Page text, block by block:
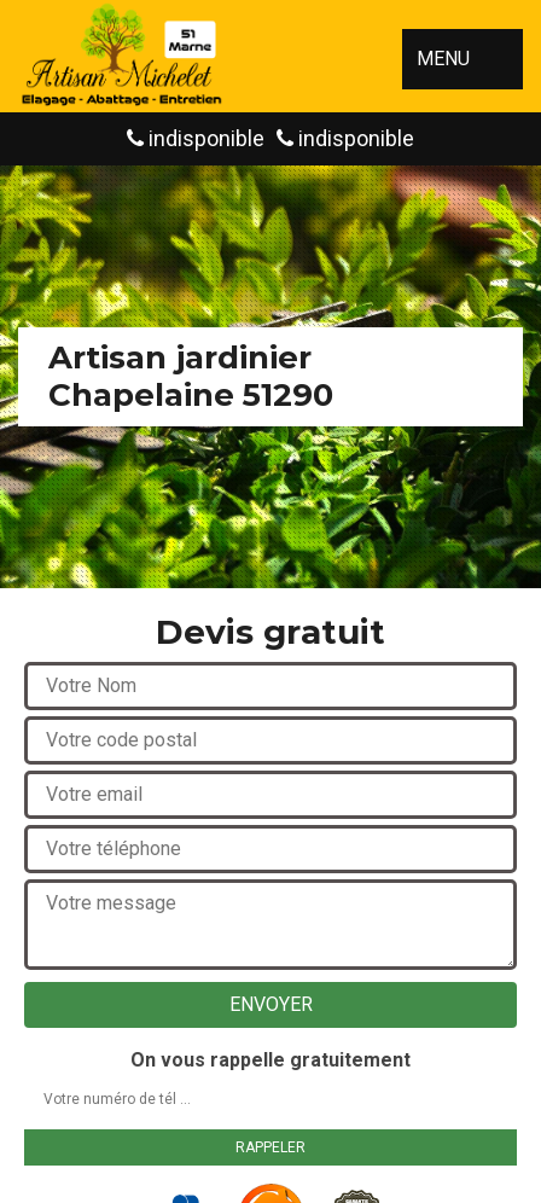
MENU
indisponible indisponible
Artisan jardinier
Chapelaine 51290
Devis gratuit
On vous rappelle gratuitement